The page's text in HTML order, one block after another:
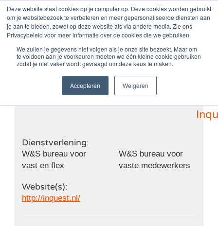
Deze website slaat cookies op je computer op. Deze cookies worden gebruikt
om je websitebezoek te verbeteren en meer gepersonaliseerde diensten aan
je aan te bieden, zowel op deze website als via andere media. Zie ons
Privacybeleid voor meer informatie over de cookies die we gebruiken.
We zullen je gegevens niet volgen als je onze site bezoekt. Maar om
te voldoen aan je voorkeuren moeten we één kleine cookie gebruiken
zodat je niet vaker wordt gevraagd om deze keus te maken.
Accepteren Weigeren
Zum
Inhalt
springen
Inquest
Dienstverlening:
W&S bureau voor
vast en flex
W&S bureau voor
vaste medewerkers
Website(s):
http://inquest.nl/